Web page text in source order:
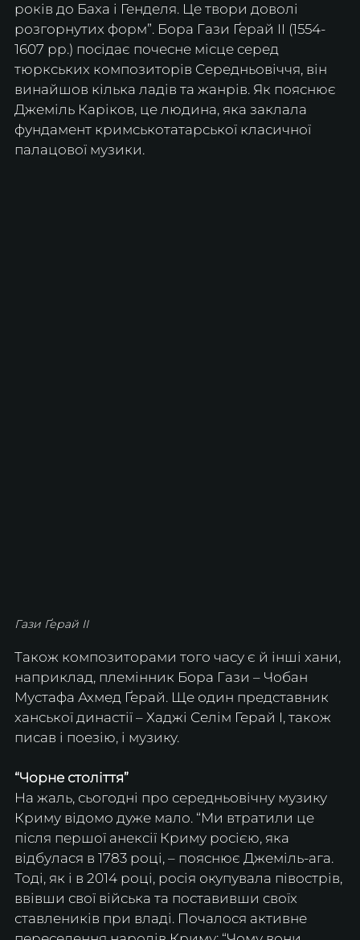
років до Баха і Генделя. Це твори доволі
розгорнутих форм”. Бора Гази Ґерай II (1554-
1607 рр.) посідає почесне місце серед
тюркських композиторів Середньовіччя, він
винайшов кілька ладів та жанрів. Як пояснює
Джеміль Каріков, це людина, яка заклала
фундамент кримськотатарської класичної
палацової музики.
Гази Ґерай ІІ
Також композиторами того часу є й інші хани,
наприклад, племінник Бора Гази – Чобан
Мустафа Ахмед Ґерай. Ще один представник
ханської династії – Хаджі Селім Герай І, також
писав і поезію, і музику.
“Чорне століття”
На жаль, сьогодні про середньовічну музику
Криму відомо дуже мало. “Ми втратили це
після першої анексії Криму росією, яка
відбулася в 1783 році, – пояснює Джеміль-ага.
Тоді, як і в 2014 році, росія окупувала півострів,
ввівши свої війська та поставивши своїх
ставлеників при владі. Почалося активне